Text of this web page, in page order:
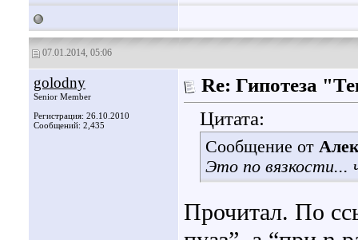
07.01.2014, 05:06
golodny
Senior Member
Регистрация: 26.10.2010
Сообщений: 2,435
Re: Гипотеза
Цитата:
Сообщение от
Это по вязкости...
Прочитал. По